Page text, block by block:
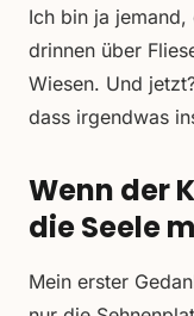
Ich bin ja
drinnen über
Wiesen. Und
dass irgendwas
Wenn der
die Seele
Mein erster